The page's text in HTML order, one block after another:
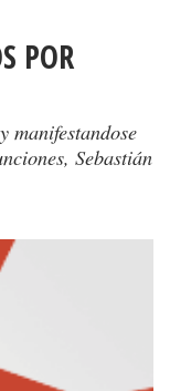
POR
manifestandose
Sebastián